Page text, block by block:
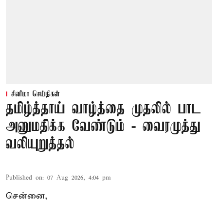
சினிமா செய்திகள்
தமிழ்த்தாய் வாழ்த்தை முதலில் பாட
அனுமதிக்க வேண்டும் - வைரமுத்து
வலியுறுத்தல்
Published on: 07 Aug 2026, 4:04 pm
சென்னை,